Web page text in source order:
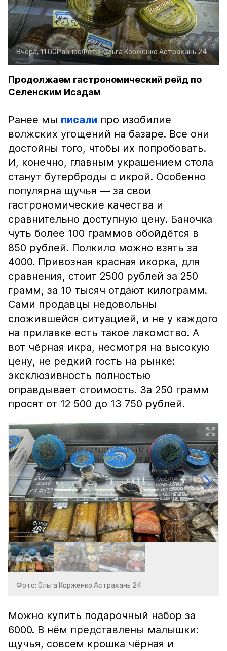
Вчера, 11:00РазноеФото:Ольга Корженко Астрахань 24
Продолжаем гастрономический рейд по
Селенским Исадам
Ранее мы писали про изобилие
волжских угощений на базаре. Все они
достойны того, чтобы их попробовать.
И, конечно, главным украшением стола
станут бутерброды с икрой. Особенно
популярна щучья — за свои
гастрономические качества и
сравнительно доступную цену. Баночка
чуть более 100 граммов обойдётся в
850 рублей. Полкило можно взять за
4000. Привозная красная икорка, для
сравнения, стоит 2500 рублей за 250
грамм, за 10 тысяч отдают килограмм.
Сами продавцы недовольны
сложившейся ситуацией, и не у каждого
на прилавке есть такое лакомство. А
вот чёрная икра, несмотря на высокую
цену, не редкий гость на рынке:
эксклюзивность полностью
оправдывает стоимость. За 250 грамм
просят от 12 500 до 13 750 рублей.
Фото: Ольга Корженко Астрахань 24
Можно купить подарочный набор за
6000. В нём представлены малышки:
щучья, совсем крошка чёрная и